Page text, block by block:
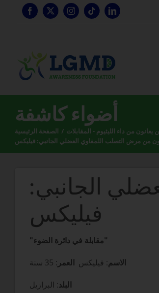
أضواء كاشفة
الصفحة الرئيسية يعانون من داء الليثيوم - المقابلات
من مرض التصلب اللمفاوي العضلي الجانبي: فيليكس
الجانبي:
فيليكس
"مقابلة في دائرة الضوء"
الاسم: فيليكس العمر : 35 سنة
البلد: البرازيل